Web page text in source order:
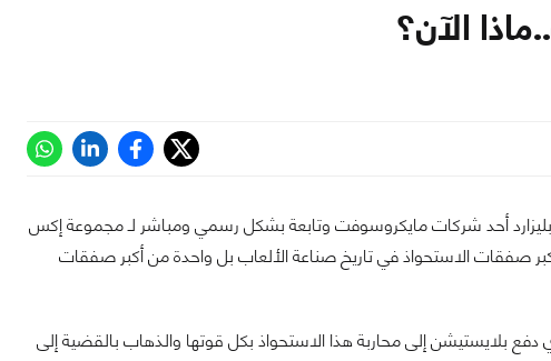
الآن؟
أحد شركات مايكروسوفت وتابعة بشكل رسمي ومباشر لـ مجموعة إكس
كاملة لتصبح واحدة من أكبر صفقات الاستحواذ في تاريخ صناعة الألعاب بل واحدة من أكبر صفقات
بلايستيشن إلى محاربة هذا الاستحواذ بكل قوتها والذهاب بالقضية إلى